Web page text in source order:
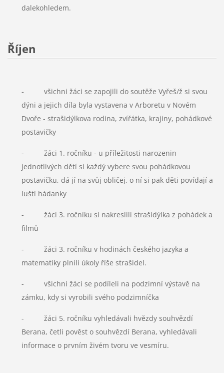
dalekohledem.
Říjen
-
všichni žáci se zapojili do soutěže Vyřeš/ž si svou
dýni a jejich díla byla vystavena v Arboretu v Novém
Dvoře - strašidýlkova rodina, zvířátka, krajiny, pohádkové
postavičky
- žáci 1. ročníku - u příležitosti narozenin
jednotlivých dětí si každý vybere svou pohádkovou
postavičku, dá jí na svůj obličej, o ní si pak děti povídají a
luští hádanky
- žáci 3. ročníku si nakreslili strašidýlka z pohádek a
filmů
- žáci 3. ročníku v hodinách českého jazyka a
matematiky plnili úkoly říše strašidel.
- všichni žáci se podíleli na podzimní výstavě na
zámku, kdy si vyrobili svého podzimníčka
- žáci 5. ročníku vyhledávali hvězdy souhvězdí
Berana, četli pověst o souhvězdí Berana, vyhledávali
informace o prvním živém tvoru ve vesmíru.